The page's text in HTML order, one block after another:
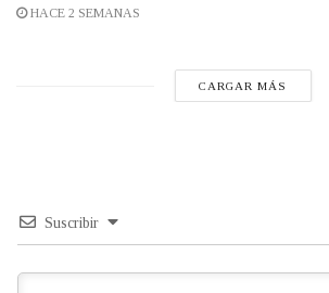
HACE 2 SEMANAS
CARGAR MÁS
Suscribir